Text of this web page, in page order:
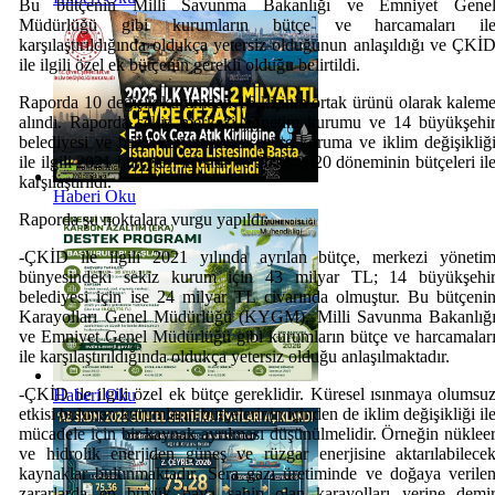
Haberi Oku
Haberi Oku
Bu bütçenin Milli Savunma Bakanlığı ve Emniyet
Müdürlüğü gibi kurumların bütçe ve harcamaları
karşılaştırıldığında oldukça yetersiz olduğunun anlaşıldığı ve
ile ilgili özel ek bütçenin gerekli olduğu belirtildi.
Raporda 10 değişik kurumdan 16 kişinin ortak ürünü olarak
alındı. Raporda sekiz merkezi yönetim kurumu ve 14
belediyesi ve bağlı kurumlarının çevre koruma ve iklim
ile ilgili 2021 bütçeleri izlendi ve 2018-2020 döneminin bütçeleri
karşılaştırıldı.
Raporda şu noktalara vurgu yapıldı:
-ÇKİD ile ilgili 2021 yılında ayrılan bütçe, merkezi
bünyesindeki sekiz kurum için 43 milyar TL; 14
belediyesi için ise 24 milyar TL civarında olmuştur. Bu
Karayolları Genel Müdürlüğü (KYGM), Milli Savunma
ve Emniyet Genel Müdürlüğü gibi kurumların bütçe ve
ile karşılaştırıldığında oldukça yetersiz olduğu anlaşılmaktadır.
-ÇKİD ile ilgili özel ek bütçe gereklidir. Küresel ısınmaya
etkisi bulunan kurumların bütçelerinin içinden de iklim değişikliği
mücadele için bir kaynak ayrılması düşünülmelidir. Örneğin
ve hidrolik enerjiden güneş ve rüzgar enerjisine
kaynaklar bulunmaktadır. Sera gazı üretiminde ve doğaya